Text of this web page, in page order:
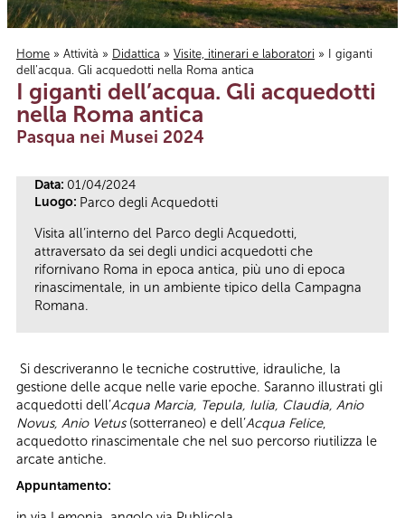
Tu sei qui
Home » Attività » Didattica » Visite, itinerari e laboratori » I giganti
dell’acqua. Gli acquedotti nella Roma antica
I giganti dell’acqua. Gli acquedotti
nella Roma antica
Pasqua nei Musei 2024
Data: 01/04/2024
Luogo: Parco degli Acquedotti
Visita all’interno del Parco degli Acquedotti,
attraversato da sei degli undici acquedotti che
rifornivano Roma in epoca antica, più uno di epoca
rinascimentale, in un ambiente tipico della Campagna
Romana.
Si descriveranno le tecniche costruttive, idrauliche, la
gestione delle acque nelle varie epoche. Saranno illustrati gli
acquedotti dell’Acqua Marcia, Tepula, Iulia, Claudia, Anio
Novus, Anio Vetus (sotterraneo) e dell’Acqua Felice,
acquedotto rinascimentale che nel suo percorso riutilizza le
arcate antiche.
Appuntamento: